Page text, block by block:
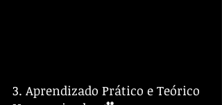
3. Aprendizado Prático e Teórico